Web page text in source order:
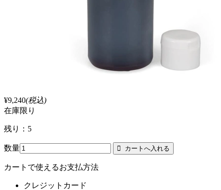
¥9,240(税込)
在庫限り
残り：5
数量
カートで使えるお支払方法
クレジットカード